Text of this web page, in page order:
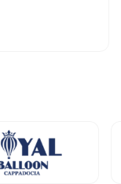
제공합니다. 이
을 확보하게 됩니
모 가족 단위부
지 다양한 파티
체는 여러 바구
하여 전체 그룹